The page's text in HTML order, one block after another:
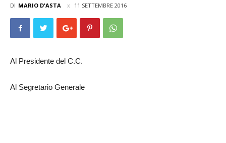
DI MARIO D'ASTA 11 SETTEMBRE 2016
Al Presidente del C.C.
Al Segretario Generale